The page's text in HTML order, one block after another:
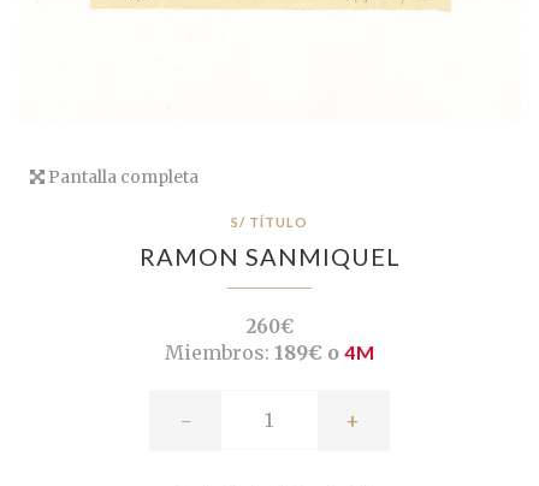
Pantalla completa
S/ TÍTULO
RAMON SANMIQUEL
260€
Miembros: 189€ o 4M
- +